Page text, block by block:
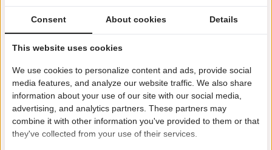
“”
Consent About cookies Details
This website uses cookies
We use cookies to personalize content and ads, provide social
media features, and analyze our website traffic. We also share
information about your use of our site with our social media,
advertising, and analytics partners. These partners may
combine it with other information you've provided to them or that
they've collected from your use of their services.